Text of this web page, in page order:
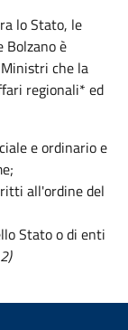
lo Stato, le
Bolzano è
che la
regionali* ed
e ordinario e
all'ordine del
Stato o di enti